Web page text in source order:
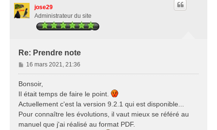
jose29
Administrateur du site
Re: Prendre note
M
e
s
s
g
e
16 mars 2021, 21:36
Bonsoir,
Il était temps de faire le point.
Actuellement c'est la version 9.2.1 qui est disponible...
Pour connaître les évolutions, il vaut mieux se référé au
manuel que j'ai réalisé au format PDF.